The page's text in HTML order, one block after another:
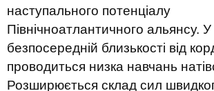
наступального потенціалу
Північноатлантичного альянсу. У
безпосередній близькості від
проводиться низка навчань
Розширюється склад сил